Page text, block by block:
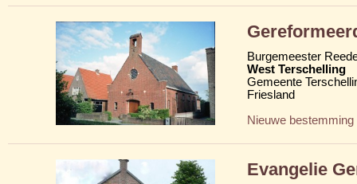
Burgemeester
West Terschelling
Gemeente
Friesland
Nieuwe bestemming
Evangelie